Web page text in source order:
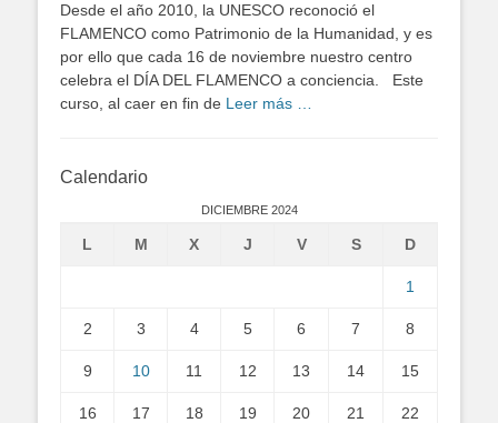
Desde el año 2010, la UNESCO reconoció el
FLAMENCO como Patrimonio de la Humanidad, y es
por ello que cada 16 de noviembre nuestro centro
celebra el DÍA DEL FLAMENCO a conciencia. Este
curso, al caer en fin de Leer más …
Calendario
DICIEMBRE 2024
L M X J V S D
1
2 3 4 5 6 7 8
9 10 11 12 13 14 15
16 17 18 19 20 21 22